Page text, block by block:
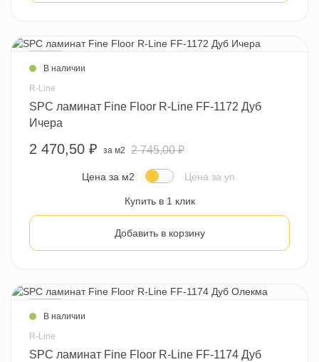
В наличии
R-Line
SPC ламинат Fine Floor R-Line FF-1172 Дуб
Ичера
2 470,50 ₽ за м2 2 745,00 ₽
Цена за м2 Цена за уп.
Купить в 1 клик
Добавить в корзину
В наличии
R-Line
SPC ламинат Fine Floor R-Line FF-1174 Дуб